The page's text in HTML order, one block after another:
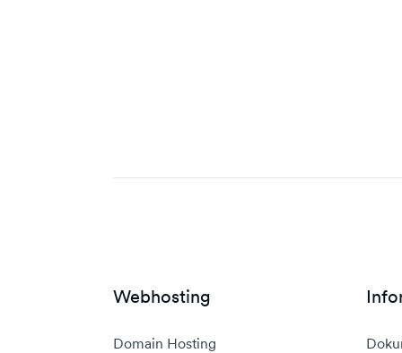
Webhosting
Domain Hosting